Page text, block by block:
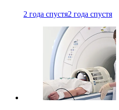
2 года спустя2 года спустя